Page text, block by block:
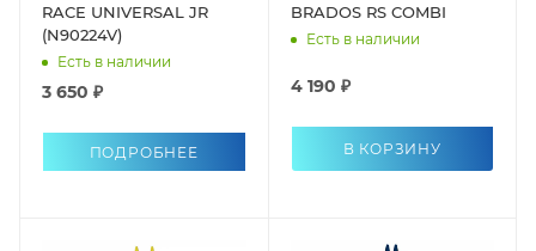
RACE UNIVERSAL JR
(N90224V)
Есть в наличии
3 650 ₽
ПОДРОБНЕЕ
BRADOS RS COMBI
Есть в наличии
4 190 ₽
В КОРЗИНУ